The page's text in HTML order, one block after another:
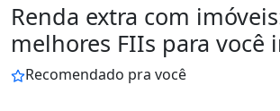
Renda extra com
melhores FIIs para você
Recomendado pra você